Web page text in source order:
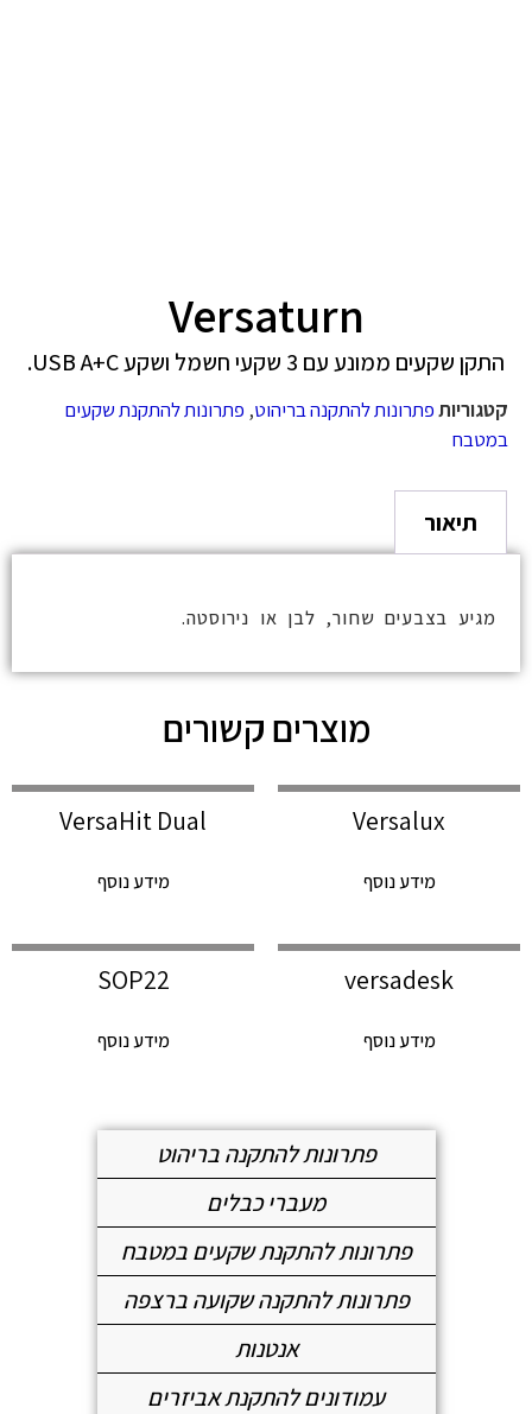
Versaturn
התקן שקעים ממונע עם 3 שקעי חשמל ושקע USB Aּ+C.
קטגוריותפתרונות להתקנה בריהוט, פתרונות להתקנת שקעים
במטבח
תיאור
מגיע בצבעים שחור, לבן או נירוסטה.
מוצרים קשורים
Versalux
מידע נוסף
VersaHit Dual
מידע נוסף
versadesk
מידע נוסף
SOP22
מידע נוסף
פתרונות להתקנה בריהוט
מעברי כבלים
פתרונות להתקנת שקעים במטבח
פתרונות להתקנה שקועה ברצפה
אנטנות
עמודונים להתקנת אביזרים